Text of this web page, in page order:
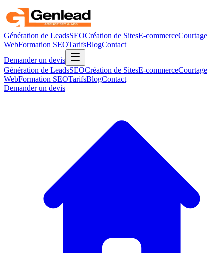
Génération de LeadsSEOCréation de SitesE-commerceCourtage
WebFormation SEOTarifsBlogContact
Demander un devis
Génération de LeadsSEOCréation de SitesE-commerceCourtage
WebFormation SEOTarifsBlogContact
Demander un devis